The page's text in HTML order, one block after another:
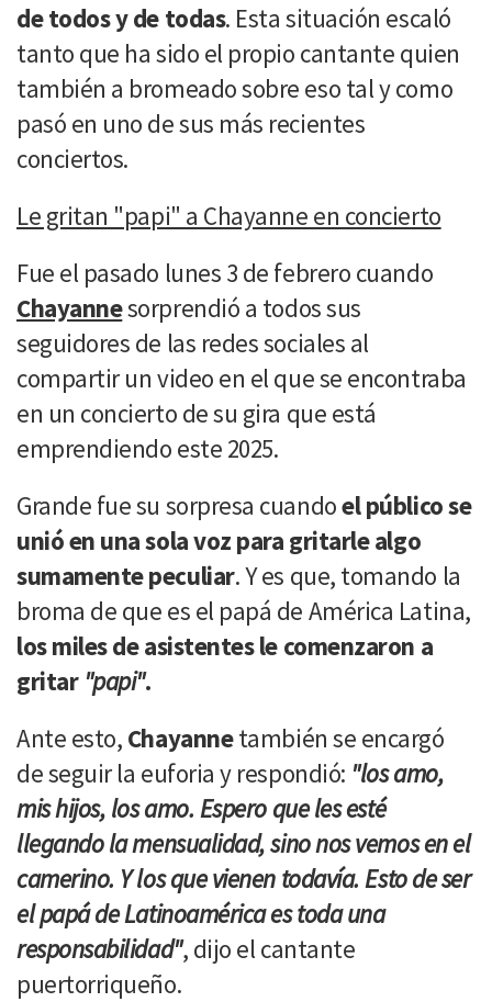
de todos y de todas. Esta situación escaló
tanto que ha sido el propio cantante quien
también a bromeado sobre eso tal y como
pasó en uno de sus más recientes
conciertos.
Le gritan "papi" a Chayanne en concierto
Fue el pasado lunes 3 de febrero cuando
Chayannesorprendió a todos sus
seguidores de las redes sociales al
compartir un video en el que se encontraba
en un concierto de su gira que está
emprendiendo este 2025.
Grande fue su sorpresa cuandoel público se
unió en una sola voz para gritarle algo
sumamente peculiar. Y es que, tomando la
broma de que es el papá de América Latina,
los miles de asistentes le comenzaron a
gritar "papi".
Ante esto, Chayannetambién se encargó
de seguir la euforia y respondió: "los amo,
mis hijos, los amo. Espero que les esté
llegando la mensualidad, sino nos vemos en el
camerino. Y los que vienen todavía. Esto de ser
el papá de Latinoamérica es toda una
responsabilidad", dijo el cantante
puertorriqueño.